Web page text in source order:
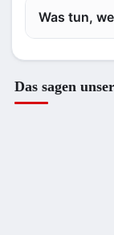
Was tun,
Das sagen